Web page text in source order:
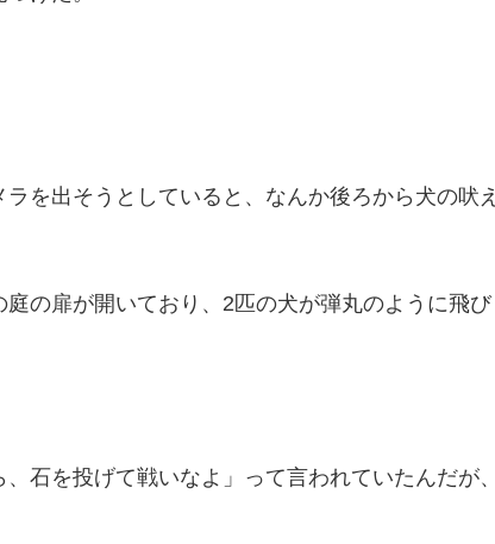
を出そうとしていると、なんか後ろから犬の吠え
の扉が開いており、2匹の犬が弾丸のように飛び
石を投げて戦いなよ」って言われていたんだが、